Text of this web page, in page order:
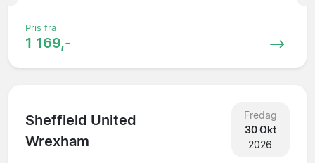
Pris fra
1 169,-
Sheffield United
Wrexham
Fredag
30 Okt
2026